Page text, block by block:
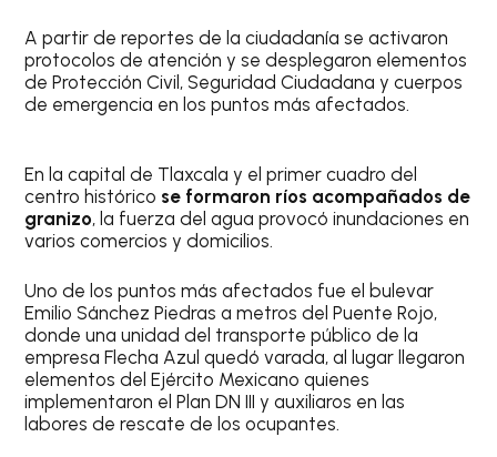
A partir de reportes de la ciudadanía se activaron
protocolos de atención y se desplegaron elementos
de Protección Civil, Seguridad Ciudadana y cuerpos
de emergencia en los puntos más afectados.
En la capital de Tlaxcala y el primer cuadro del
centro histórico se formaron ríos acompañados de
granizo, la fuerza del agua provocó inundaciones en
varios comercios y domicilios.
Uno de los puntos más afectados fue el bulevar
Emilio Sánchez Piedras a metros del Puente Rojo,
donde una unidad del transporte público de la
empresa Flecha Azul quedó varada, al lugar llegaron
elementos del Ejército Mexicano quienes
implementaron el Plan DN III y auxiliaros en las
labores de rescate de los ocupantes.